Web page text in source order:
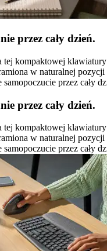
przez cały dzień.
tej kompaktowej klawiatury
w naturalnej pozycji
przez cały
przez cały dzień.
tej kompaktowej klawiatury
w naturalnej pozycji
przez cały